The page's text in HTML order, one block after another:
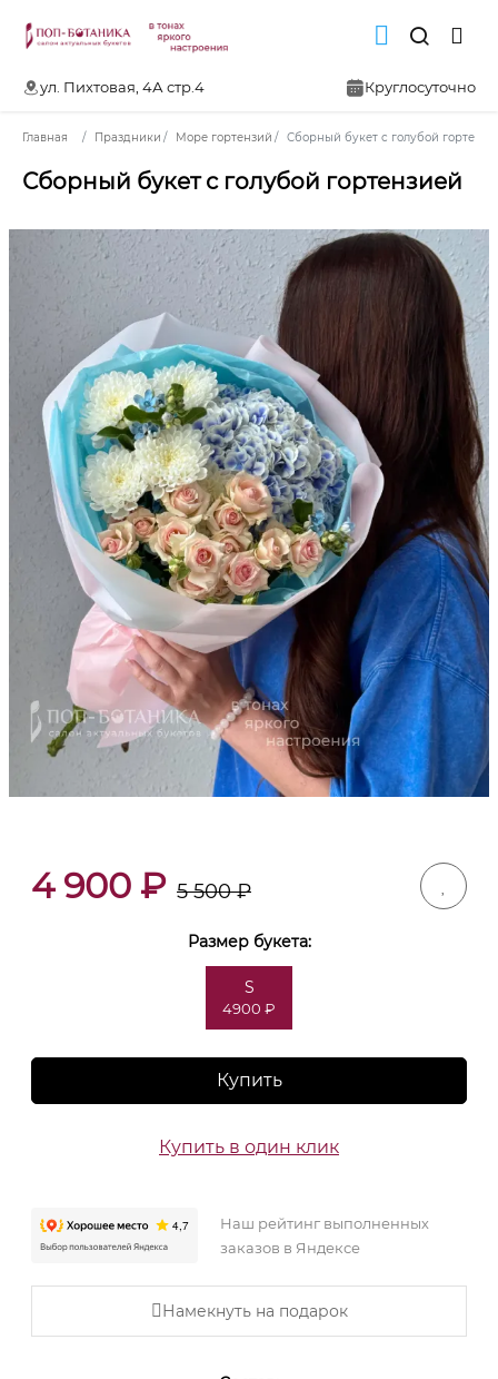
ул. Пихтовая, 4А стр.4 Круглосуточно
Главная Праздники Море гортензий Сборный букет с голубой
Сборный букет с голубой гортензией
4 900 ₽ 5 500₽
Размер букета:
S
4900 ₽
Купить
Купить в один клик
Наш рейтинг выполненных
заказов в Яндексе
Намекнуть на подарок